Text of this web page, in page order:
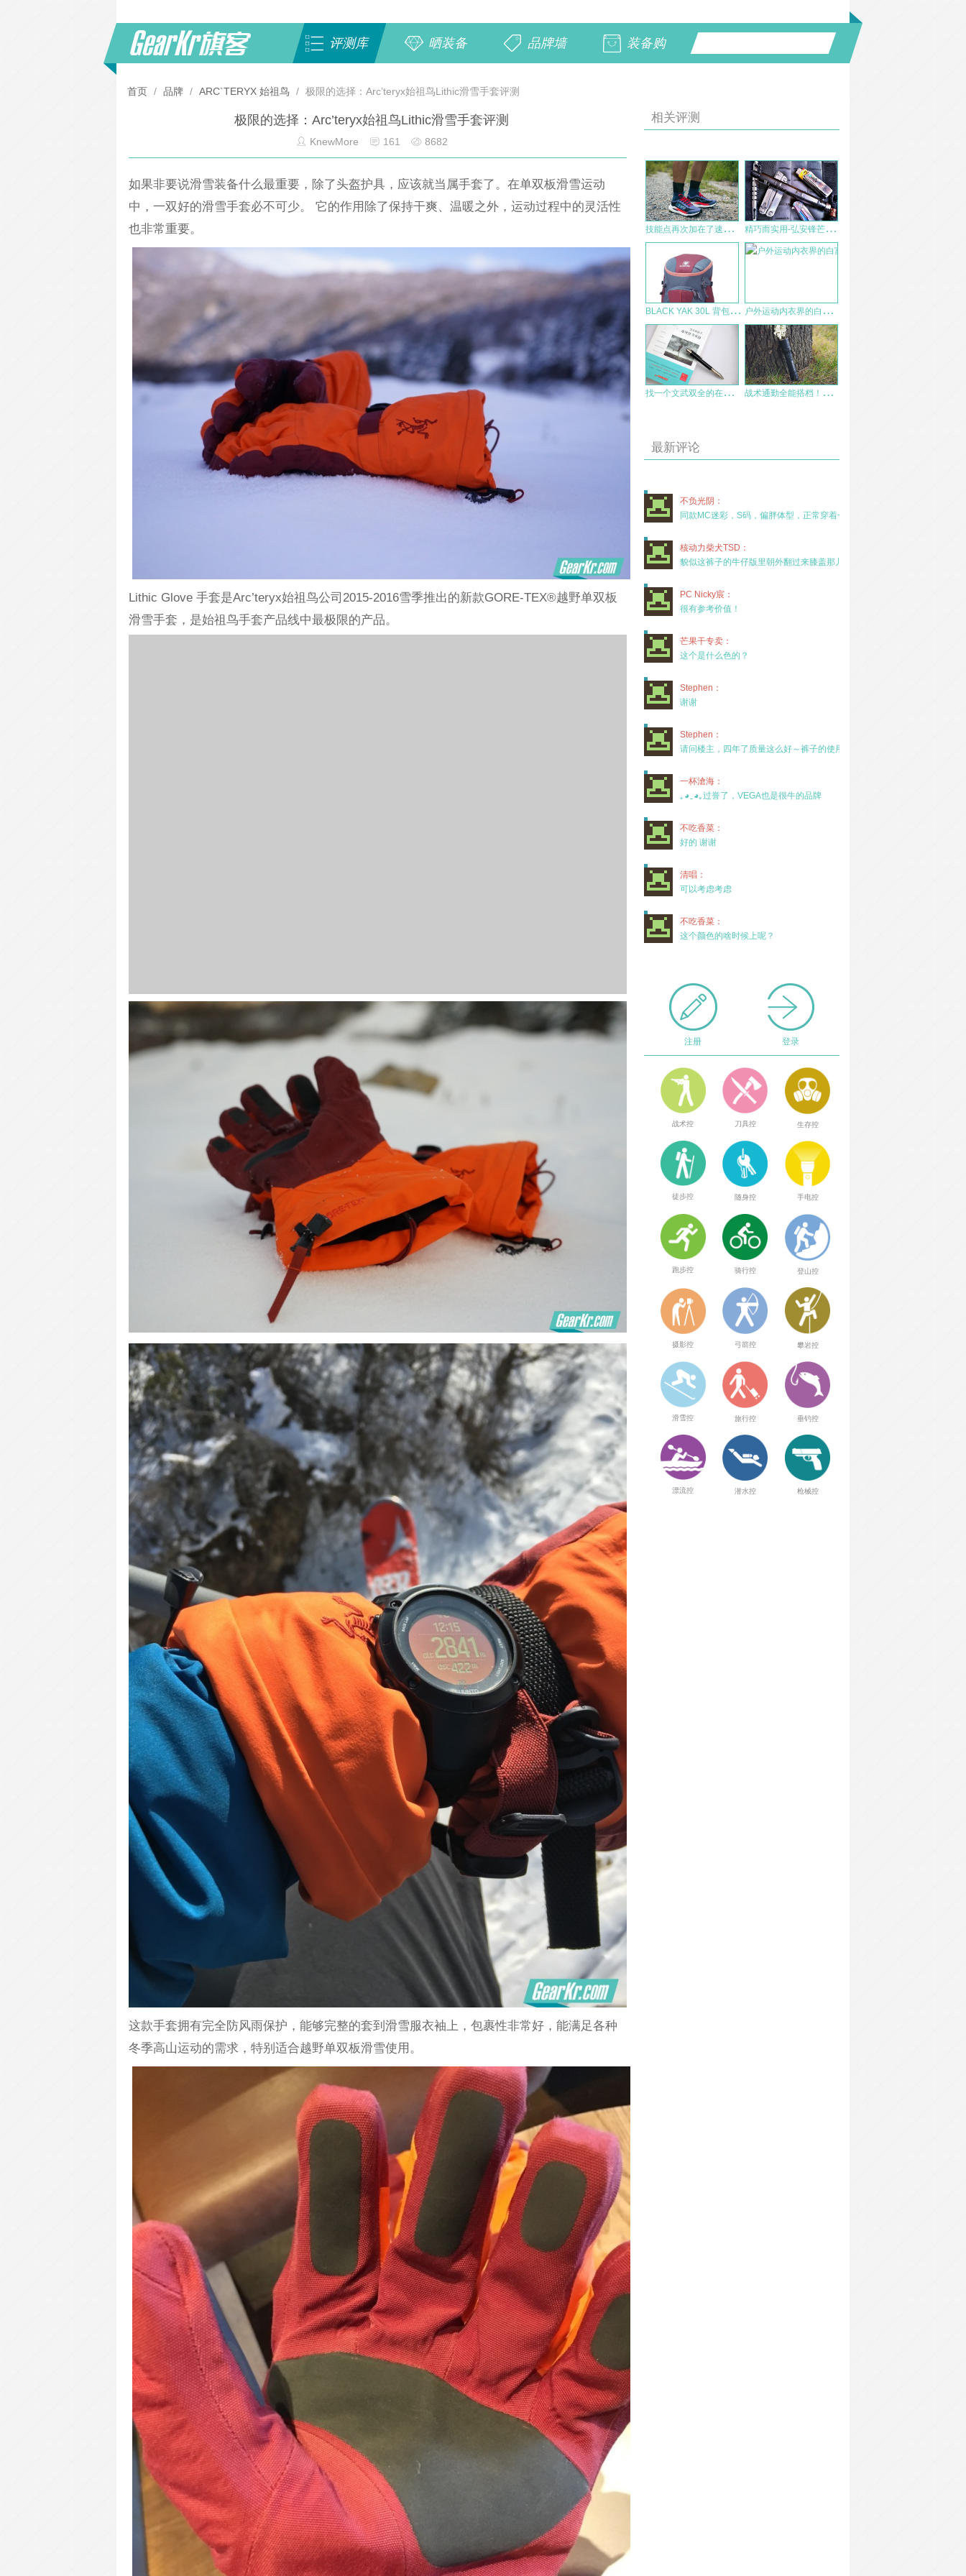
评测库 晒装备 品牌墙 装备购
首页 / 品牌 / ARC`TERYX 始祖鸟 / 极限的选择：Arc’teryx始祖鸟Lithic滑雪手套评测
极限的选择：Arc’teryx始祖鸟Lithic滑雪手套评测
KnewMore 161 8682
如果非要说滑雪装备什么最重要，除了头盔护具，应该就当属手套了。在单双板滑雪运动
中，一双好的滑雪手套必不可少。 它的作用除了保持干爽、温暖之外，运动过程中的灵活性
也非常重要。
Lithic Glove 手套是Arc’teryx始祖鸟公司2015-2016雪季推出的新款GORE-TEX®越野单双板
滑雪手套，是始祖鸟手套产品线中最极限的产品。
这款手套拥有完全防风雨保护，能够完整的套到滑雪服衣袖上，包裹性非常好，能满足各种
冬季高山运动的需求，特别适合越野单双板滑雪使用。
相关评测
技
能点再次加在了速度——HOKA TECTON X 3 精
巧而实用-弘安锋芒机械陀螺甩棍测评
B
LACK YAK 30L 背包 测评报告 户
外运动内衣界的白富美：Patagonia C3 女士内衣评测报告
找
一个文武双全的在身边是真的爽——巅峰Prime MT1804战术笔 战
术通勤全能搭档！纳丽德P81手电赏评
最新评论
不负光阴：
同款MC迷彩，S码，偏胖体型，正常穿着一年半，没
核动力柴犬TSD：
貌似这裤子的牛仔版里朝外翻过来膝盖那儿有放护膝的
PC Nicky宸：
很有参考价值！
芒果干专卖：
这个是什么色的？
Stephen：
谢谢
Stephen：
请问楼主，四年了质量这么好～裤子的使用率高吗？
一杯滄海：
｡◕‿◕｡过誉了，VEGA也是很牛的品牌
不吃香菜：
好的 谢谢
清唱：
可以考虑考虑
不吃香菜：
这个颜色的啥时候上呢？
注册 登录
战术控 刀具控 生存控
徒步控 随身控 手电控
跑步控 骑行控 登山控
摄影控 弓箭控 攀岩控
滑雪控 旅行控 垂钓控
漂流控 潜水控 枪械控